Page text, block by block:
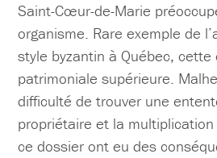
Saint-Cœur-de-Marie
organisme. Rare exemple de
style byzantin à Québec,
patrimoniale supérieure.
difficulté de trouver une
propriétaire et la
ce dossier ont eu des